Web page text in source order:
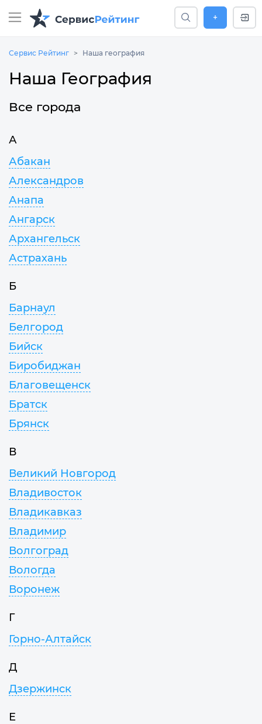
+
Сервис Рейтинг Наша география
Наша География
Все города
А
Абакан
Александров
Анапа
Ангарск
Архангельск
Астрахань
Б
Барнаул
Белгород
Бийск
Биробиджан
Благовещенск
Братск
Брянск
В
Великий Новгород
Владивосток
Владикавказ
Владимир
Волгоград
Вологда
Воронеж
Г
Горно-Алтайск
Д
Дзержинск
Е